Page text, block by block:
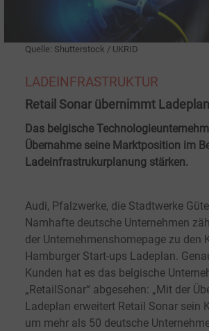
Quelle: Shutterstock / UKRID
LADEINFRASTRUKTUR
Retail Sonar übernimmt Ladeplan
Das belgische
Übernahme seine Marktposition im
Ladeinfrastrukurplanung stärken.
Audi, Pfalzwerke, die Stadtwerke
Namhafte deutsche Unternehmen
der Unternehmenshomepage zu den
Hamburger Start-ups Ladeplan.
Kunden hat es das belgische
„RetailSonar“ abgesehen: „Mit der
Ladeplan erweitert Retail Sonar sein
um mehr als 50 deutsche